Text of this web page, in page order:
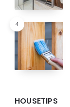
4
HOUSETIPS